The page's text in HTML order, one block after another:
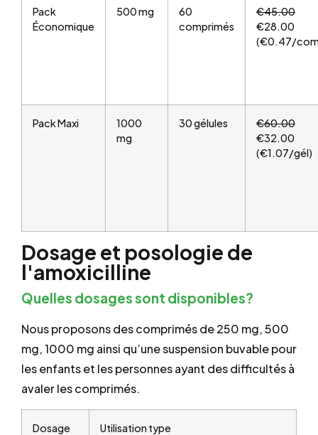
Pack
Économique
500 mg
60
comprimés
€45.00
€28.00
(€0.47/
Pack Maxi
1000
mg
30 gélules
€60.00
€32.00
(€1.07/gél)
Dosage et posologie de
l'amoxicilline
Quelles dosages sont disponibles?
Nous proposons des comprimés de 250 mg, 500
mg, 1000 mg ainsi qu’une suspension buvable pour
les enfants et les personnes ayant des difficultés à
avaler les comprimés.
Dosage Utilisation type